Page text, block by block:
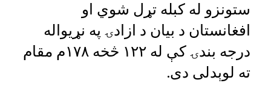
ستونزو له کبله تړل شوي او
افغانستان د بیان د ازادۍ په نړیواله
درجه بندۍ کې له ۱۲۲ څخه ۱۷۸م مقام
ته لوېدلی دی.